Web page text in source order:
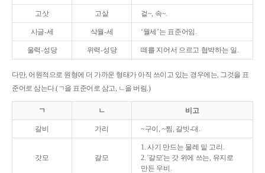
고삿 고샅 겉~, 속~.
사글-세 삭월-세 ‘월세’는 표준어임.
울력-성당 위력-성당 떼를 지어서 으르고 협박하는 일.
다만, 어원적으로 원형에 더 가까운 형태가 아직 쓰이고 있는 경우에는, 그것을 표
준어로 삼는다.(ㄱ을 표준어로 삼고, ㄴ을 버림.)
ㄱ ㄴ 비고
갈비 가리 ~구이, ~찜, 갈빗-대.
갓모 갈모
1. 사기 만드는 물레 밑 고리.
2. '갈모'는 갓 위에 쓰는, 유지로
만든 우비.